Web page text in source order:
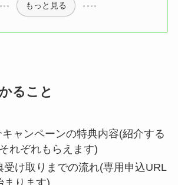
もっと見る
ること
ャンペーンの特典内容(紹介する
れぞれもらえます)
受け取りまでの流れ(専用申込URL
まります)